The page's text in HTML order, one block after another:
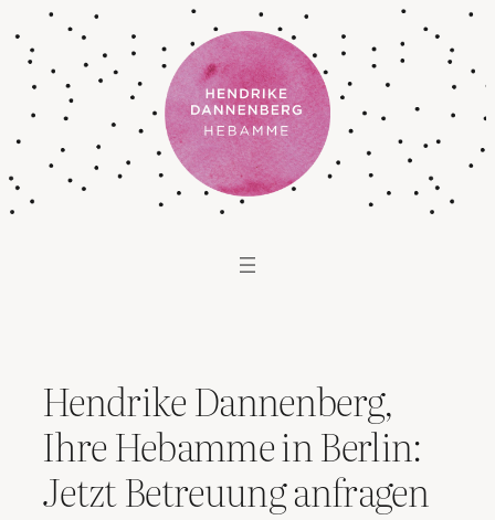
Inhalt
springen
Hendrike Dannenberg,
Ihre Hebamme in Berlin:
Jetzt Betreuung anfragen